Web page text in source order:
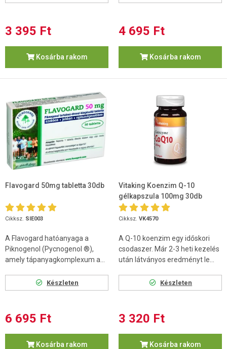
3 395 Ft
Kosárba rakom
4 695 Ft
Kosárba rakom
Flavogard 50mg tabletta 30db
Cikksz. SIE003
A Flavogard hatóanyaga a
Piknogenol (Pycnogenol ®),
amely tápanyagkomplexum a...
Készleten
6 695 Ft
Kosárba rakom
Vitaking Koenzim Q-10
gélkapszula 100mg 30db
Cikksz. VK4570
A Q-10 koenzim egy időskori
csodaszer. Már 2-3 heti kezelés
után látványos eredményt le...
Készleten
3 320 Ft
Kosárba rakom